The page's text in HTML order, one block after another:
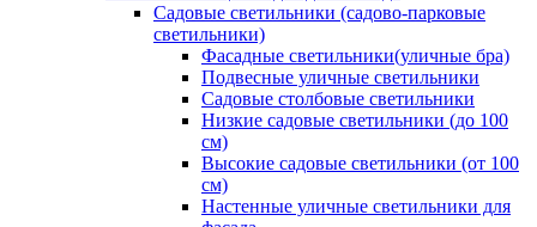
Садовые светильники (садово-парковые
светильники)
Фасадные светильники(уличные бра)
Подвесные уличные светильники
Садовые столбовые светильники
Низкие садовые светильники (до 100
см)
Высокие садовые светильники (от 100
см)
Настенные уличные светильники для